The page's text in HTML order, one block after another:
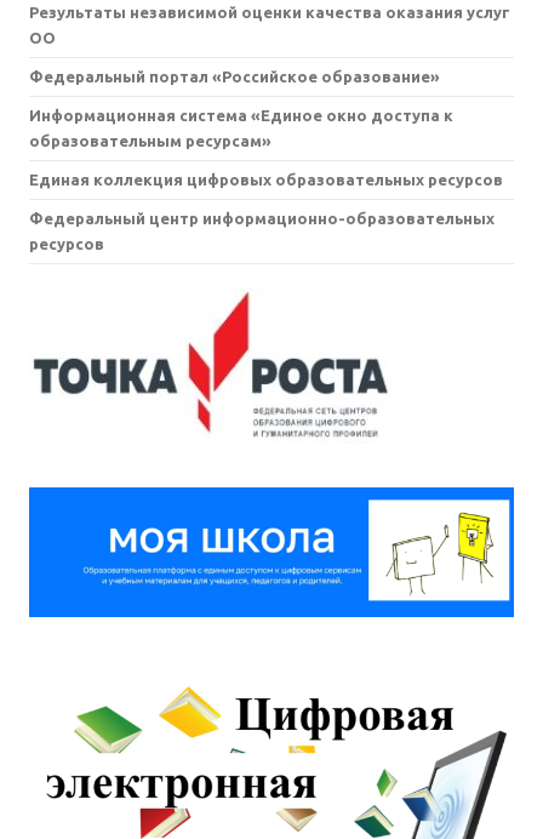
Результаты независимой оценки качества оказания услуг
ОО
Федеральный портал «Российское образование»
Информационная система «Единое окно доступа к
образовательным ресурсам»
Единая коллекция цифровых образовательных ресурсов
Федеральный центр информационно-образовательных
ресурсов